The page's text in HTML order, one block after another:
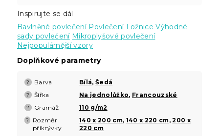
Inspirujte se dál
Bavlněné povlečení Povlečení Ložnice Výhodné
sady povlečení Mikroplyšové povlečení
Nejpopulárnější vzory
Doplňkové parametry
? Barva Bílá,Šedá
? Šířka Na jednolůžko, Francouzské
? Gramáž 110 g/m2
?
Rozměr
přikrývky
140 x 200 cm, 140 x 220 cm,200 x
220 cm